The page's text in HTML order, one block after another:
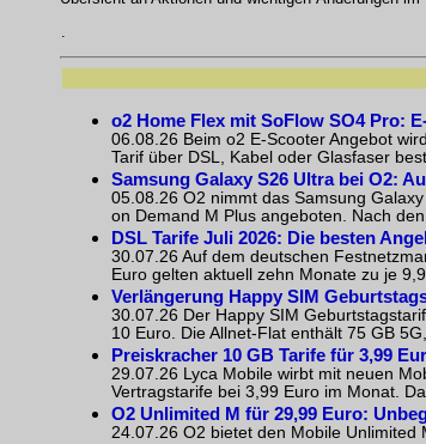
o2 Home Flex mit SoFlow SO4 Pro:
06.08.26 Beim o2 E-Scooter Angebot
Tarif über DSL, Kabel oder Glasfaser
Samsung Galaxy S26 Ultra bei O2:
05.08.26 O2 nimmt das Samsung
on Demand M Plus angeboten. Nach
DSL Tarife Juli 2026: Die besten
30.07.26 Auf dem deutschen
Euro gelten aktuell zehn Monate zu je
Verlängerung Happy SIM
30.07.26 Der Happy SIM
10 Euro. Die Allnet-Flat enthält 75 GB
Preiskracher 10 GB Tarife für 3,99
29.07.26 Lyca Mobile wirbt mit neuen
Vertragstarife bei 3,99 Euro im Monat.
O2 Unlimited M für 29,99 Euro:
24.07.26 O2 bietet den Mobile Unlimited